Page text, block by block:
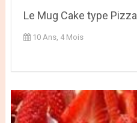
Le Mug Cake type Pizza
10 Ans, 4 Mois